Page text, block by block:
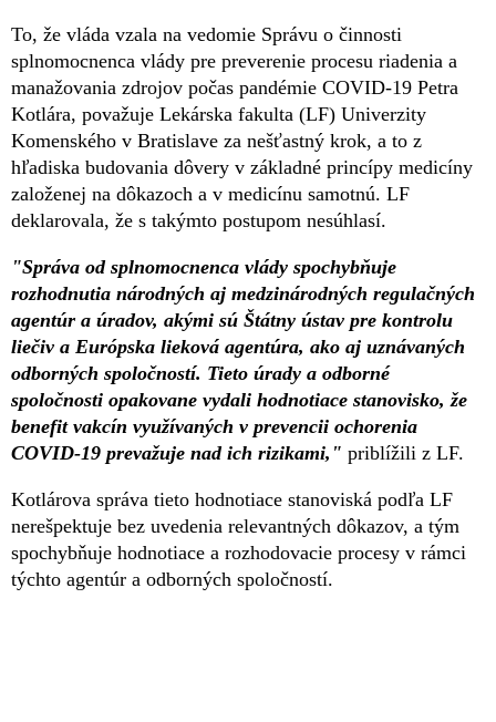
To, že vláda vzala na vedomie Správu o činnosti
splnomocnenca vlády pre preverenie procesu riadenia a
manažovania zdrojov počas pandémie COVID-19 Petra
Kotlára, považuje Lekárska fakulta (LF) Univerzity
Komenského v Bratislave za nešťastný krok, a to z
hľadiska budovania dôvery v základné princípy medicíny
založenej na dôkazoch a v medicínu samotnú. LF
deklarovala, že s takýmto postupom nesúhlasí.
"Správa od splnomocnenca vlády spochybňuje
rozhodnutia národných aj medzinárodných regulačných
agentúr a úradov, akými sú Štátny ústav pre kontrolu
liečiv a Európska lieková agentúra, ako aj uznávaných
odborných spoločností. Tieto úrady a odborné
spoločnosti opakovane vydali hodnotiace stanovisko, že
benefit vakcín využívaných v prevencii ochorenia
COVID-19 prevažuje nad ich rizikami," priblížili z LF.
Kotlárova správa tieto hodnotiace stanoviská podľa LF
nerešpektuje bez uvedenia relevantných dôkazov, a tým
spochybňuje hodnotiace a rozhodovacie procesy v rámci
týchto agentúr a odborných spoločností.